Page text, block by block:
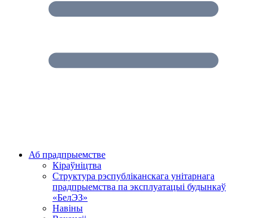
Аб прадпрыемстве
Кіраўніцтва
Структура рэспубліканскага унітарнага
прадпрыемства па эксплуатацыі будынкаў
«БелЭЗ»
Навіны